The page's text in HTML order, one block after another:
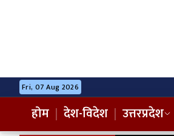
Fri, 07 Aug 2026
होम | देश-विदेश | उत्तरप्रदेश